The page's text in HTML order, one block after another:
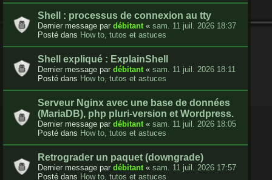
Shell : processus de connexion au tty
Dernier message par débitant« sam. 11 juil. 2026 18:37
Posté dans How to, tutos et astuces
Shell expliqué : ExplainShell
Dernier message par débitant« sam. 11 juil. 2026 18:11
Posté dans How to, tutos et astuces
Serveur Nginx avec une base de données
(MariaDB), php pluri-version et Wordpress.
Dernier message par débitant« sam. 11 juil. 2026 18:05
Posté dans How to, tutos et astuces
Retrograder un paquet (downgrade)
Dernier message par débitant« sam. 11 juil. 2026 17:57
Posté dans How to, tutos et astuces